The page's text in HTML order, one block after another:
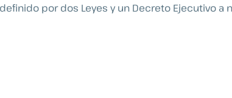
por dos Leyes y un Decreto Ejecutivo a